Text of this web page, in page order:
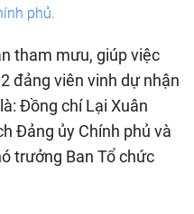
phủ.
tham mưu, giúp việc
đảng viên vinh dự nhận
Đồng chí Lại Xuân
Đảng ủy Chính phủ và
trưởng Ban Tổ chức